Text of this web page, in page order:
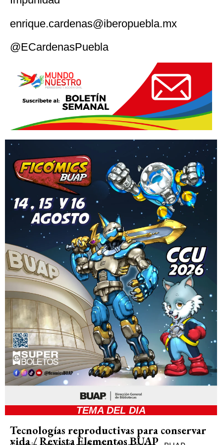
enrique.cardenas@iberopuebla.mx
@ECardenasPuebla
TEMA DEL DIA
Tecnologías reproductivas para conservar
vida / Revista Elementos BUAP